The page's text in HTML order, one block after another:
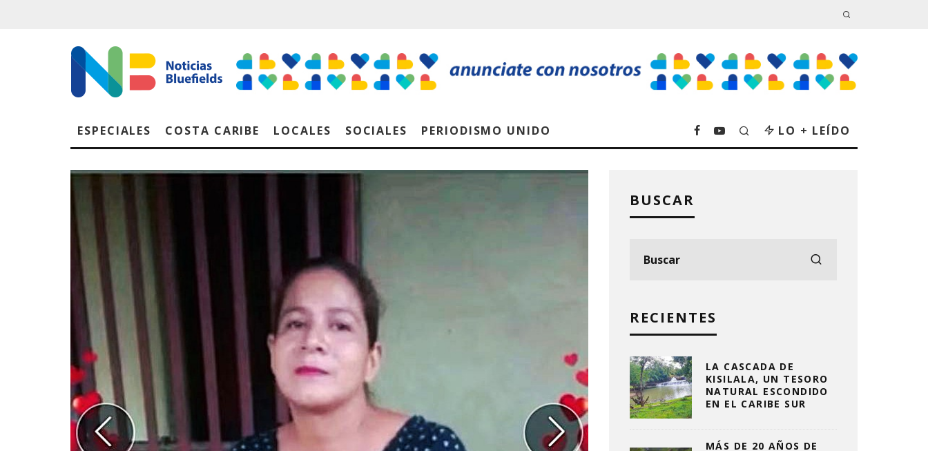
ESPECIALES COSTA CARIBE LOCALES SOCIALES PERIODISMO UNIDO LO + LEÍDO
BUSCAR
RECIENTES
LA CASCADA DE
KISILALA, UN TESORO
NATURAL ESCONDIDO
EN EL CARIBE SUR
MÁS DE 20 AÑOS DE